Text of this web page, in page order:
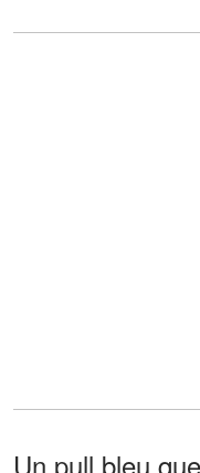
Un pull bleu